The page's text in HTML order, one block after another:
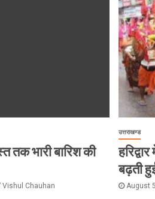
तक भारी बारिश की
Vishul Chauhan
उत्तराखण्ड
बढ़ती
August